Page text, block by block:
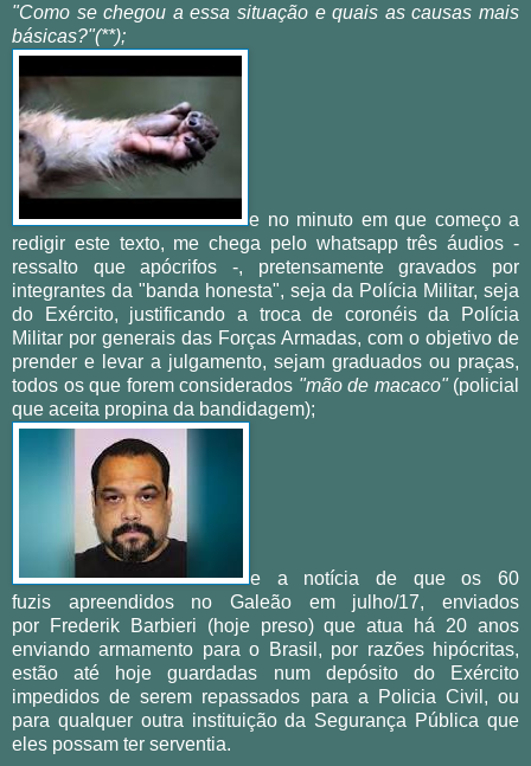
"Como se chegou a essa situação e quais as causas mais
básicas?"(**);
e no minuto em que começo a
redigir este texto, me chega pelo whatsapp três áudios -
ressalto que apócrifos -, pretensamente gravados por
integrantes da "banda honesta", seja da Polícia Militar, seja
do Exército, justificando a troca de coronéis da Polícia
Militar por generais das Forças Armadas, com o objetivo de
prender e levar a julgamento, sejam graduados ou praças,
todos os que forem considerados "mão de macaco"(policial
que aceita propina da bandidagem);
e a notícia de que os 60
fuzis apreendidos no Galeão em julho/17,enviados
por Frederik Barbieri (hoje preso) que atua há 20 anos
enviando armamento para o Brasil, por razões hipócritas,
estão até hoje guardadas num depósito do Exército
impedidos de serem repassados para a Policia Civil, ou
para qualquer outra instituição da Segurança Pública que
eles possam ter serventia.